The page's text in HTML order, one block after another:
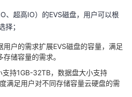
、超高IO）的EVS磁盘，用户可以根
择；
用户的需求扩展EVS磁盘的容量，满足
储容量的需求。
支持1GB-32TB，数据盘大小支持
满足用户对不同存储容量云硬盘的需